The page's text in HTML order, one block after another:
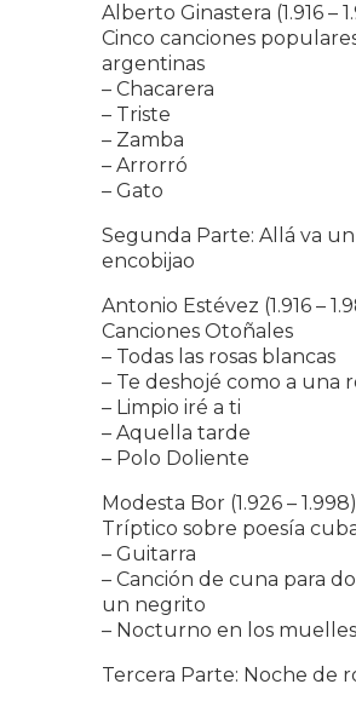
Alberto Ginastera (1.916 –
Cinco canciones
argentinas
– Chacarera
– Triste
– Zamba
– Arrorró
– Gato
Segunda Parte: Allá va un
encobijao
Antonio Estévez (1.916 –
Canciones Otoñales
– Todas las rosas blancas
– Te deshojé como a una
– Limpio iré a ti
– Aquella tarde
– Polo Doliente
Modesta Bor (1.926 – 1.998)
Tríptico sobre poesía
– Guitarra
– Canción de cuna para
un negrito
– Nocturno en los muelles
Tercera Parte: Noche de